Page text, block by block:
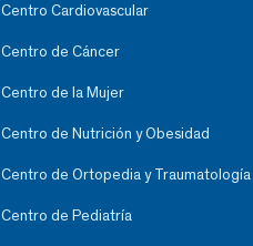
Centro Cardiovascular
Centro de Cáncer
Centro de la Mujer
Centro de Nutrición y Obesidad
Centro de Ortopedia y Traumatología
Centro de Pediatría